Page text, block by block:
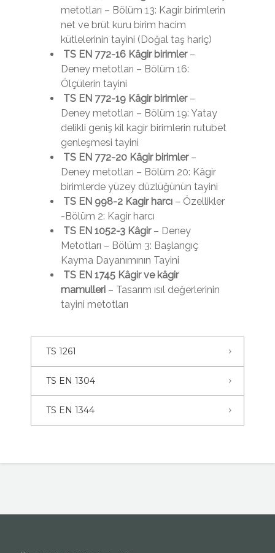
metotları – Bölüm 13: Kagir birimlerin
net ve brüt kuru birim hacim
kütlelerinin tayini (Doğal taş hariç)
TS EN 772-16 Kâgir birimler–
Deney metotları – Bölüm 16:
Ölçülerin tayini
TS EN 772-19 Kâgir birimler –
Deney metotları – Bölüm 19: Yatay
delikli geniş kil kagir birimlerin rutubet
genleşmesi tayini
TS EN 772-20 Kâgir birimler–
Deney metotları – Bölüm 20: Kâgir
birimlerde yüzey düzlüğünün tayini
TS EN 998-2 Kagir harcı – Özellikler
-Bölüm 2: Kagir harcı
TS EN 1052-3 Kâgir– Deney
Metotları – Bölüm 3: Başlangıç
Kayma Dayanımının Tayini
TS EN 1745 Kâgir ve kâgir
mamulleri – Tasarım ısıl değerlerinin
tayini metotları
TS 1261
TS EN 1304
TS EN 1344